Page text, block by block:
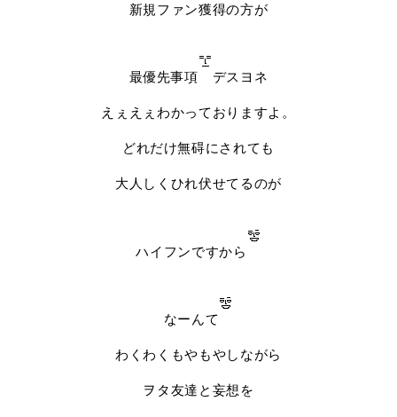
新規ファン獲得の方が
最優先事項 デスヨネ
えぇえぇわかっておりますよ。
どれだけ無碍にされても
大人しくひれ伏せてるのが
ハイフンですから
なーんて
わくわくもやもやしながら
ヲタ友達と妄想を